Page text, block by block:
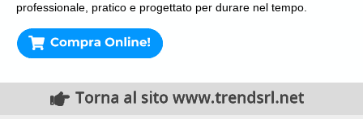
professionale, pratico e progettato per durare nel tempo.